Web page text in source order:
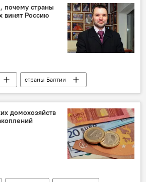
почему страны
винят Россию
страны Балтии
экономика
домохозяйств